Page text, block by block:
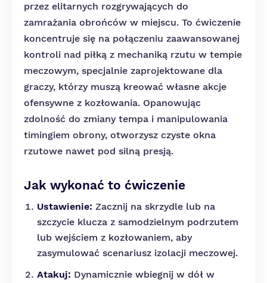
przez elitarnych rozgrywających do
zamrażania obrońców w miejscu. To ćwiczenie
koncentruje się na połączeniu zaawansowanej
kontroli nad piłką z mechaniką rzutu w tempie
meczowym, specjalnie zaprojektowane dla
graczy, którzy muszą kreować własne akcje
ofensywne z kozłowania. Opanowując
zdolność do zmiany tempa i manipulowania
timingiem obrony, otworzysz czyste okna
rzutowe nawet pod silną presją.
Jak wykonać to ćwiczenie
Ustawienie: Zacznij na skrzydle lub na
szczycie klucza z samodzielnym podrzutem
lub wejściem z kozłowaniem, aby
zasymulować scenariusz izolacji meczowej.
Atakuj: Dynamicznie wbiegnij w dół w